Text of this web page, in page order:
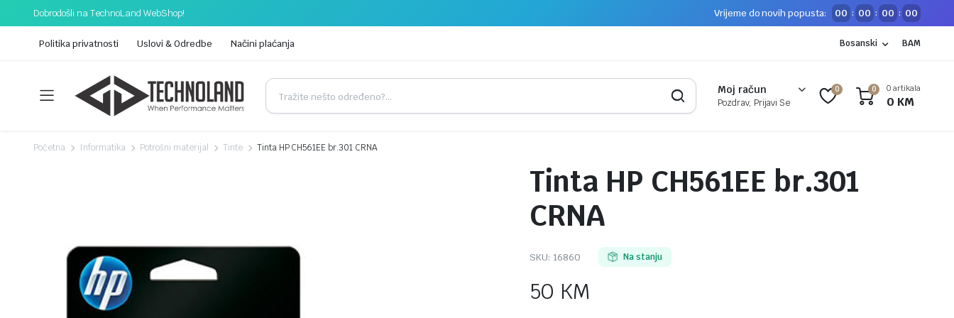
Dobrodošli na TechnoLand WebShop! Vrijeme do novih popusta: 00 : 00 : 00 : 00
Politika privatnosti Uslovi & Odredbe Načini plaćanja Bosanski BAM
Moj račun
Pozdrav, Prijavi Se
0 0 0 artikala
0 KM
Početna Informatika Potrošni materijal Tinte Tinta HP CH561EE br.301 CRNA
Tinta HP CH561EE br.301
CRNA
SKU: 16860 Na stanju
50 KM